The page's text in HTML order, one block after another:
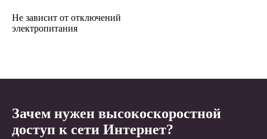
Не зависит от отключений
электропитания
Зачем нужен высокоскоростной
доступ к сети Интернет?